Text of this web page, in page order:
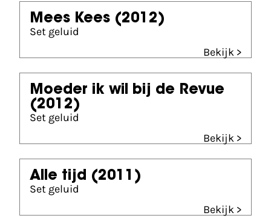
Mees Kees (2012)
Set geluid
Bekijk >
Moeder ik wil bij de Revue
(2012)
Set geluid
Bekijk >
Alle tijd (2011)
Set geluid
Bekijk >